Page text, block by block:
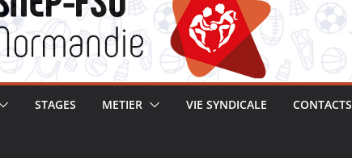
STAGES METIER VIE SYNDICALE CONTACTS